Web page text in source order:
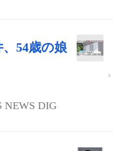
54歳の娘
NEWS DIG